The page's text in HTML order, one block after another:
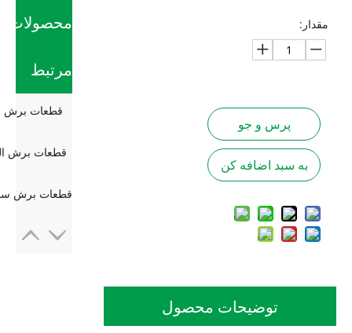
محصولات
مرتبط
قطعات برش
قطعات برش
مقدار:
پرس و جو
به سبد اضافه کن
توضیحات محصول